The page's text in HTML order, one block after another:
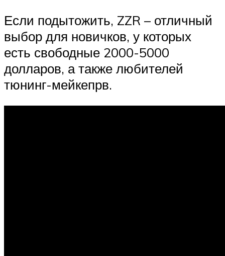
Если подытожить, ZZR – отличный
выбор для новичков, у которых
есть свободные 2000-5000
долларов, а также любителей
тюнинг-мейкепрв.